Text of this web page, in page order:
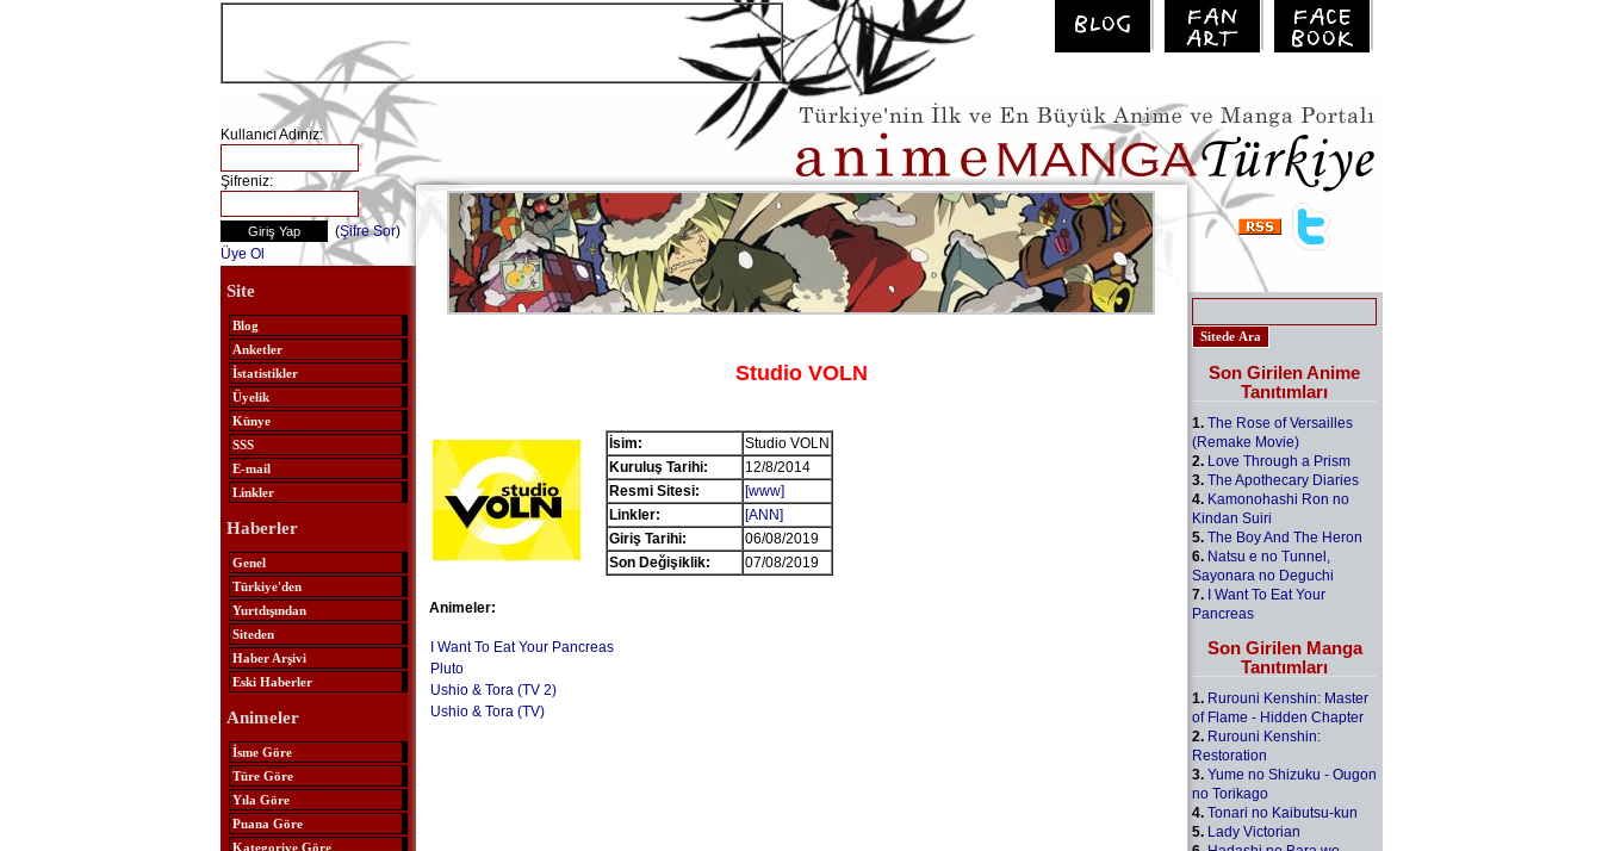
Kullanıcı Adınız:
Şifreniz:
(Şifre Sor)
Üye Ol
Site
Blog
Anketler
İstatistikler
Üyelik
Künye
SSS
E-mail
Linkler
Haberler
Genel
Türkiye'den
Yurtdışından
Siteden
Haber Arşivi
Eski Haberler
Animeler
İsme Göre
Türe Göre
Yıla Göre
Puana Göre
Kategoriye Göre
Studio VOLN
İsim:
Studio VOLN
Kuruluş Tarihi:
12/8/2014
Resmi Sitesi:
[www]
Linkler:
[ANN]
Giriş Tarihi:
06/08/2019
Son Değişiklik:
07/08/2019
Animeler:
I Want To Eat Your Pancreas
Pluto
Ushio & Tora (TV 2)
Ushio & Tora (TV)
Son Girilen Anime
Tanıtımları
1. The Rose of Versailles
(Remake Movie)
2. Love Through a Prism
3. The Apothecary Diaries
4. Kamonohashi Ron no
Kindan Suiri
5. The Boy And The Heron
6. Natsu e no Tunnel,
Sayonara no Deguchi
7. I Want To Eat Your
Pancreas
Son Girilen Manga
Tanıtımları
1. Rurouni Kenshin: Master
of Flame - Hidden Chapter
2. Rurouni Kenshin:
Restoration
3. Yume no Shizuku - Ougon
no Torikago
4. Tonari no Kaibutsu-kun
5. Lady Victorian